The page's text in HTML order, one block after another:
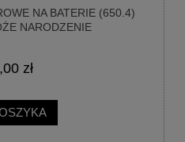
NA BATERIE (650.4)
NARODZENIE
zł